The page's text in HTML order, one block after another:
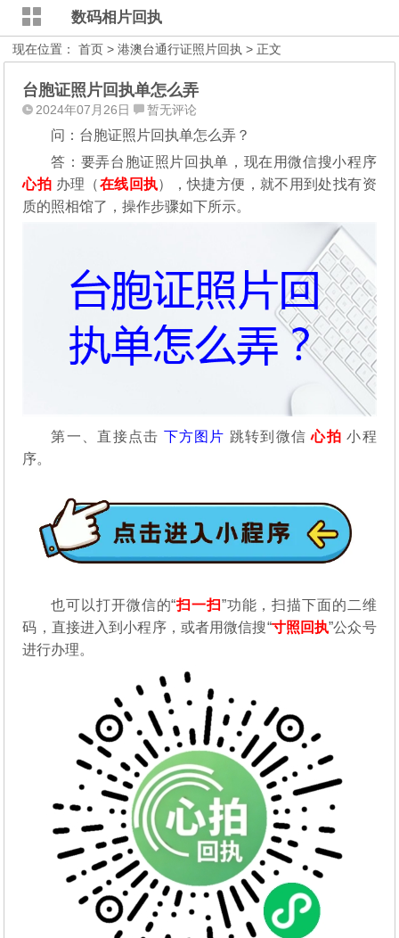
数码相片回执
现在位置：首页 >港澳台通行证照片回执 > 正文
台胞证照片回执单怎么弄
2024年07月26日 暂无评论
问：台胞证照片回执单怎么弄？
答：要弄台胞证照片回执单，现在用微信搜小程序
心拍 办理（在线回执），快捷方便，就不用到处找有资
质的照相馆了，操作步骤如下所示。
第一、直接点击 下方图片 跳转到微信心拍小程
序。
也可以打开微信的“扫一扫”功能，扫描下面的二维
码，直接进入到小程序，或者用微信搜“寸照回执”公众号
进行办理。